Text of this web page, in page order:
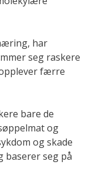
har
seg raskere
færre
bare de
og
og skade
baserer seg på